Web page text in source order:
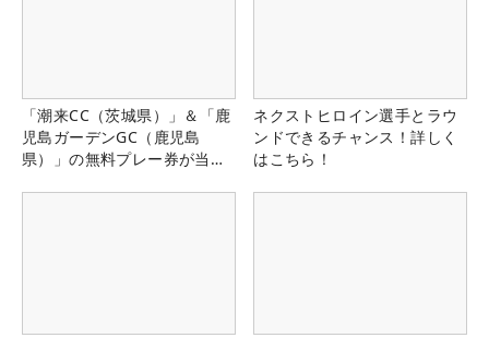
「潮来CC（茨城県）」＆「鹿
児島ガーデンGC（鹿児島
県）」の無料プレー券が当た
ネクストヒロイン選手とラウ
ンドできるチャンス！詳しく
はこちら！